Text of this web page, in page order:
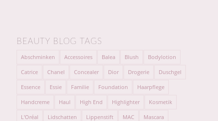
BEAUTY BLOG TAGS
Abschminken Accessoires Balea Blush Bodylotion
Catrice Chanel Concealer Dior Drogerie Duschgel
Essence Essie Familie Foundation Haarpflege
Handcreme Haul High End Highlighter Kosmetik
L'Oréal Lidschatten Lippenstift MAC Mascara